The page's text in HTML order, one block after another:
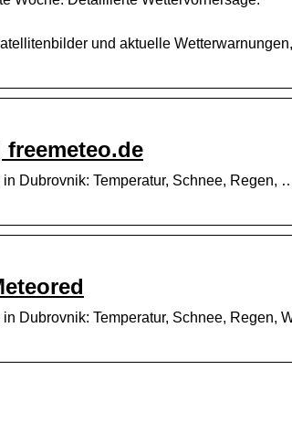
und aktuelle Wetterwarnungen,
freemeteo.de
Dubrovnik: Temperatur, Schnee, Regen,
Dubrovnik: Temperatur, Schnee, Regen,